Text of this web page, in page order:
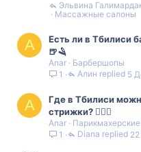
Массажные салоны
Эльвина
A
Есть ли в Тбилиси
🍺🪒
Anar
Барбершопы
1
5
Алин
A
Где в Тбилиси
стрижки? 💇‍♀️✨
Anar
Парикмахерские
1
Diana